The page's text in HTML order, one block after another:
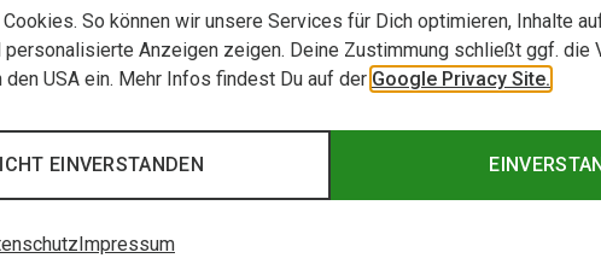
So können wir unsere Services für Dich optimieren, Inhalte
Anzeigen zeigen. Deine Zustimmung schließt ggf. die
den USA ein. Mehr Infos findest Du auf der Google Privacy Site.
EINVERSTANDEN
Impressum